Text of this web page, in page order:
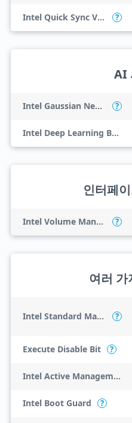
Intel Quick Sync Video ?
AI
Intel Gaussian Neural Accelerator ?
Intel Deep Learning Boost (Intel DL Boost)
인터페
Intel Volume Management Device (VMD) ?
여러 가
Intel Standard Manageability (ISM) ?
Execute Disable Bit ?
Intel Active Management Technology (AMT)
Intel Boot Guard ?